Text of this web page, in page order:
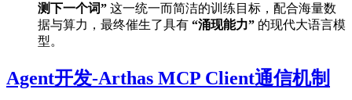
测下一个词” 这一统一而简洁的训练目标，配合海量数
据与算力，最终催生了具有 “涌现能力” 的现代大语言模
型。
Agent开发-Arthas MCP Client通信机制